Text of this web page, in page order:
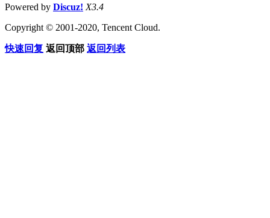
Powered by Discuz! X3.4
Copyright © 2001-2020, Tencent Cloud.
快速回复 返回顶部 返回列表